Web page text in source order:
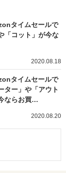
タイムセールで
「コット」が今な
2020.08.18
タイムセールで
ター」や「アウト
ならお買…
2020.08.20